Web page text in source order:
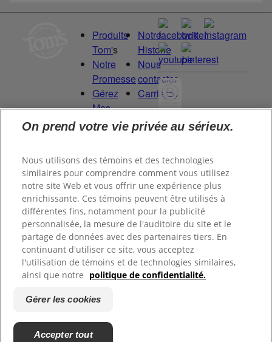
Produits
Tom's
Notre
Promesse
Gérez
Mes
Droits
Notre
Historie
Nous
contacter
Carrières
Committed to
for Good.
Proud to be a
Certified B
Corporation®.
©2026Tom's of Maine, Inc.
Politique de
confidentialité
Terms of Use
On prend votre vie privée au sérieux.
Nous utilisons des témoins et des technologies
similaires pour comprendre comment vous utilisez
notre site Web et vous offrir une expérience plus
enrichissante. Ces témoins peuvent être utilisés à
différentes fins, notamment pour la publicité
personnalisée, la mesure de l'auditoire du site et le
partage de données avec des partenaires tiers. En
continuant d'utiliser ce site, vous acceptez
l'utilisation de témoins et de technologies similaires,
ainsi que notre politique de confidentialité.
Gérer les cookies
Accepter tout